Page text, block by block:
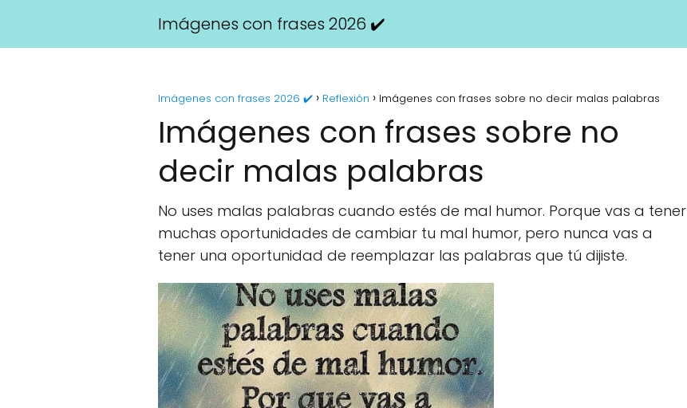
Imágenes con frases 2026 ✔️
Imágenes con frases 2026 ✔️ Reflexión Imágenes con frases sobre no decir malas palabras
Imágenes con frases sobre no
decir malas palabras
No uses malas palabras cuando estés de mal humor. Porque vas a tener
muchas oportunidades de cambiar tu mal humor, pero nunca vas a
tener una oportunidad de reemplazar las palabras que tú dijiste.